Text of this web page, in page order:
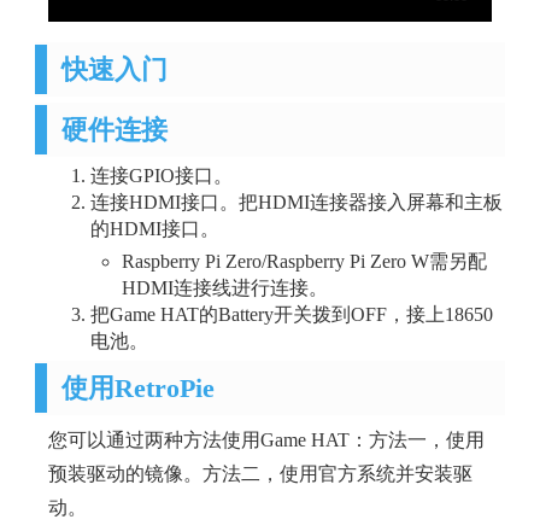
快速入门
硬件连接
连接GPIO接口。
连接HDMI接口。把HDMI连接器接入屏幕和主板
的HDMI接口。
Raspberry Pi Zero/Raspberry Pi Zero W需另配
HDMI连接线进行连接。
把Game HAT的Battery开关拨到OFF，接上18650
电池。
使用RetroPie
您可以通过两种方法使用Game HAT：方法一，使用
预装驱动的镜像。方法二，使用官方系统并安装驱
动。